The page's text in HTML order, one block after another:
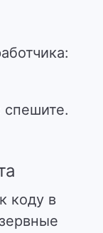
коду в